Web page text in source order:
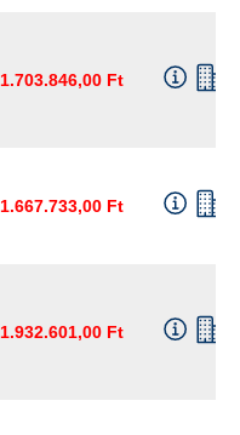
1.703.846,00 Ft
1.667.733,00 Ft
1.932.601,00 Ft